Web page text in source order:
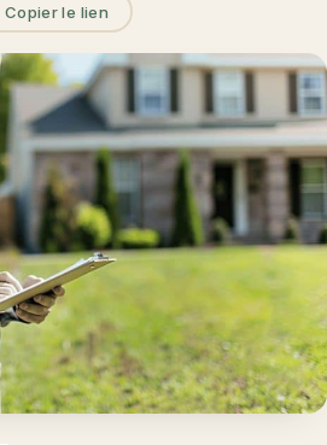
Copier le lien